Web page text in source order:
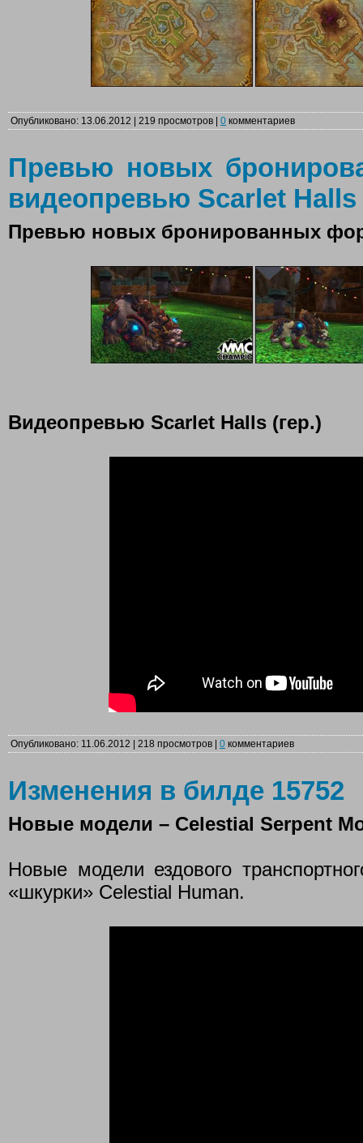
Опубликовано: 13.06.2012 | 219 просмотров | 0 комментариев
Превью новых
видеопревью Scarlet Halls
Превью новых бронированных
Видеопревью Scarlet Halls (гер.)
Опубликовано: 11.06.2012 | 218 просмотров | 0 комментариев
Изменения в билде 15752
Новые модели – Celestial Serpent
Новые модели ездового
«шкурки» Celestial Human.